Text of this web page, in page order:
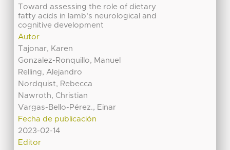
Toward assessing the role of dietary
fatty acids in lamb’s neurological and
cognitive development
Autor
Tajonar, Karen
Gonzalez-Ronquillo, Manuel
Relling, Alejandro
Nordquist, Rebecca
Nawroth, Christian
Vargas-Bello-Pérez., Einar
Fecha de publicación
2023-02-14
Editor